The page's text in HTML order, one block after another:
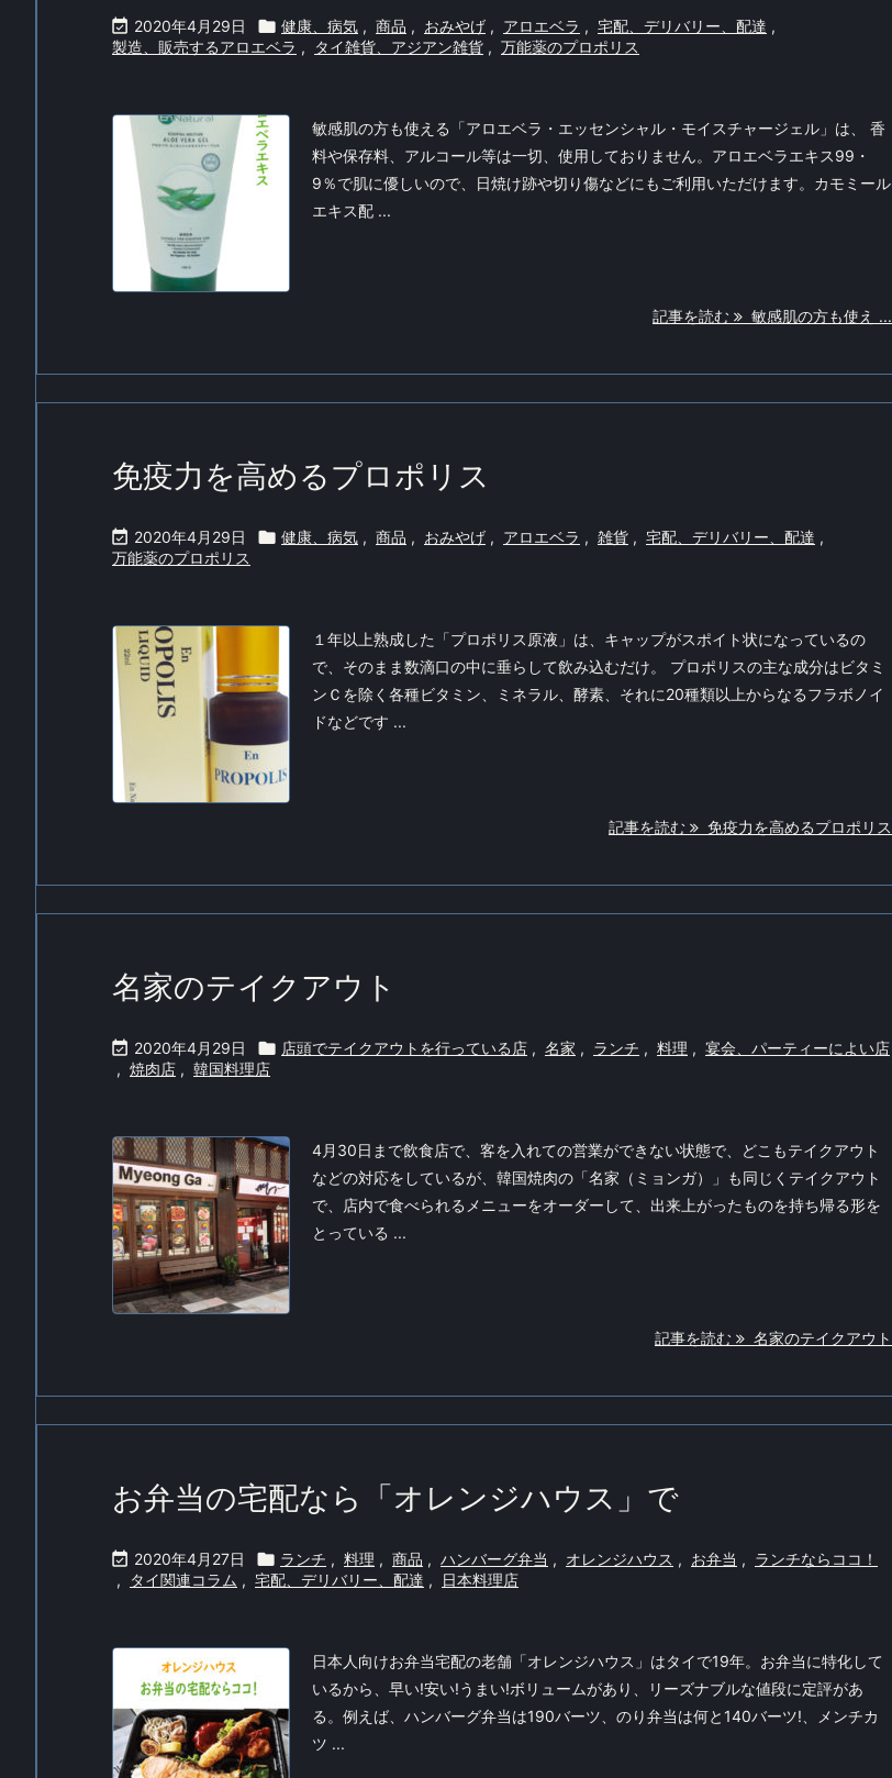
 2020年4月29日  健康、病気 , 商品 , おみやげ , アロエベラ , 宅配、デリバリー、配達 ,
製造、販売するアロエベラ , タイ雑貨、アジアン雑貨 , 万能薬のプロポリス
敏感肌の方も使える「アロエベラ・エッセンシャル・モイスチャージェル」は、 香
料や保存料、アルコール等は一切、使用しておりません。アロエベラエキス99・
9％で肌に優しいので、日焼け跡や切り傷などにもご利用いただけます。カモミール
エキス配 ...
記事を読む 敏感肌の方も使え ...
免疫力を高めるプロポリス
 2020年4月29日  健康、病気 , 商品 , おみやげ , アロエベラ , 雑貨 , 宅配、デリバリー、配達 ,
万能薬のプロポリス
１年以上熟成した「プロポリス原液」は、キャップがスポイト状になっているの
で、そのまま数滴口の中に垂らして飲み込むだけ。 プロポリスの主な成分はビタミ
ンＣを除く各種ビタミン、ミネラル、酵素、それに20種類以上からなるフラボノイ
ドなどです ...
記事を読む 免疫力を高めるプロポリス
名家のテイクアウト
 2020年4月29日  店頭でテイクアウトを行っている店 , 名家 , ランチ , 料理 , 宴会、パーティーによい店
, 焼肉店 , 韓国料理店
4月30日まで飲食店で、客を入れての営業ができない状態で、どこもテイクアウト
などの対応をしているが、韓国焼肉の「名家（ミョンガ）」も同じくテイクアウト
で、店内で食べられるメニューをオーダーして、出来上がったものを持ち帰る形を
とっている ...
記事を読む 名家のテイクアウト
お弁当の宅配なら「オレンジハウス」で
 2020年4月27日  ランチ , 料理 , 商品 , ハンバーグ弁当 , オレンジハウス , お弁当 , ランチならココ！
,
タイ関連コラム , 宅配、デリバリー、配達 , 日本料理店
日本人向けお弁当宅配の老舗「オレンジハウス」はタイで19年。お弁当に特化して
いるから、早い!安い!うまい!ボリュームがあり、リーズナブルな値段に定評があ
る。例えば、ハンバーグ弁当は190バーツ、のり弁当は何と140バーツ!、メンチカ
ツ ...